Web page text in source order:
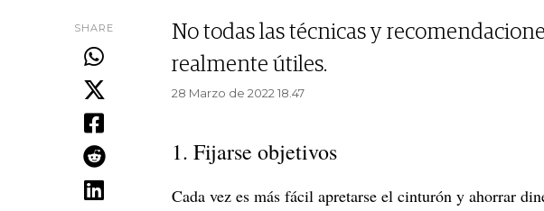
SHARE
No todas las técnicas y
realmente útiles.
28 Marzo de 2022 18.47
1. Fijarse objetivos
Cada vez es más fácil apretarse el cinturón y ahorrar